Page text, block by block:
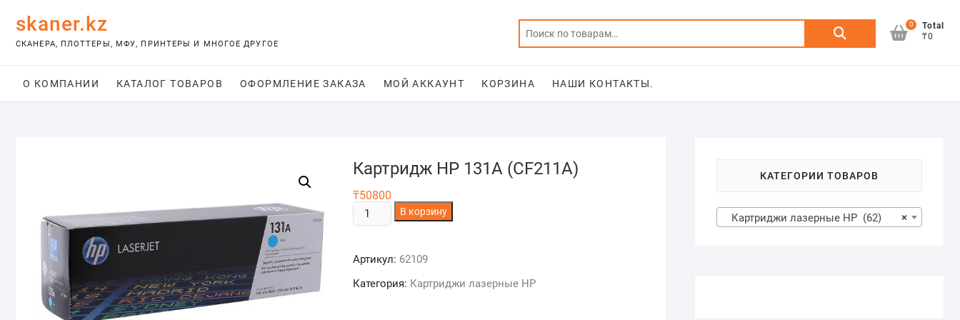
content
skaner.kz
СКАНЕРА, ПЛОТТЕРЫ, МФУ, ПРИНТЕРЫ И МНОГОЕ ДРУГОЕ
Искать: 0
Total
₸0
О КОМПАНИИ КАТАЛОГ ТОВАРОВ ОФОРМЛЕНИЕ ЗАКАЗА МОЙ АККАУНТ КОРЗИНА НАШИ КОНТАКТЫ.
Картридж HP 131A (CF211A)
₸50800
Количество
товара
HP
131A
В корзину
Артикул: 62109
Категория: Картриджи лазерные HP
КАТЕГОРИИ ТОВАРОВ
×
Картриджи лазерные HP (62)